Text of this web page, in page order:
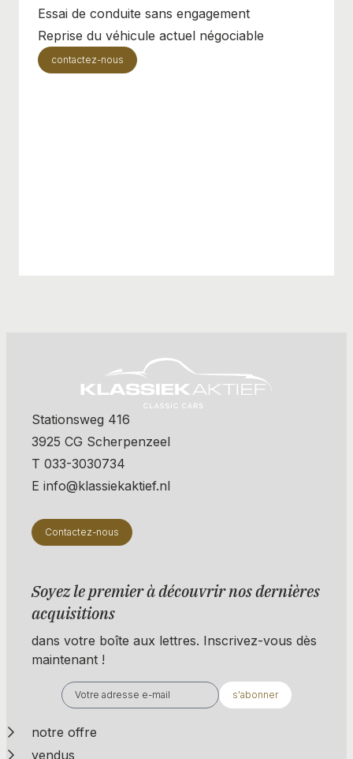
Essai de conduite sans engagement
Reprise du véhicule actuel négociable
contactez-nous
Stationsweg 416
3925 CG Scherpenzeel
T 033-3030734
E info@klassiekaktief.nl
Contactez-nous
Soyez le premier à découvrir nos dernières
acquisitions
dans votre boîte aux lettres. Inscrivez-vous dès
maintenant !
s'abonner
notre offre
vendus